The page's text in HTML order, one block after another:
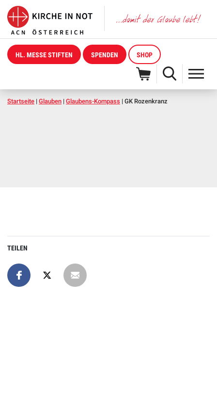
HL. MESSE STIFTEN SPENDEN SHOP
Startseite | Glauben | Glaubens-Kompass | GK Rozenkranz
TEILEN